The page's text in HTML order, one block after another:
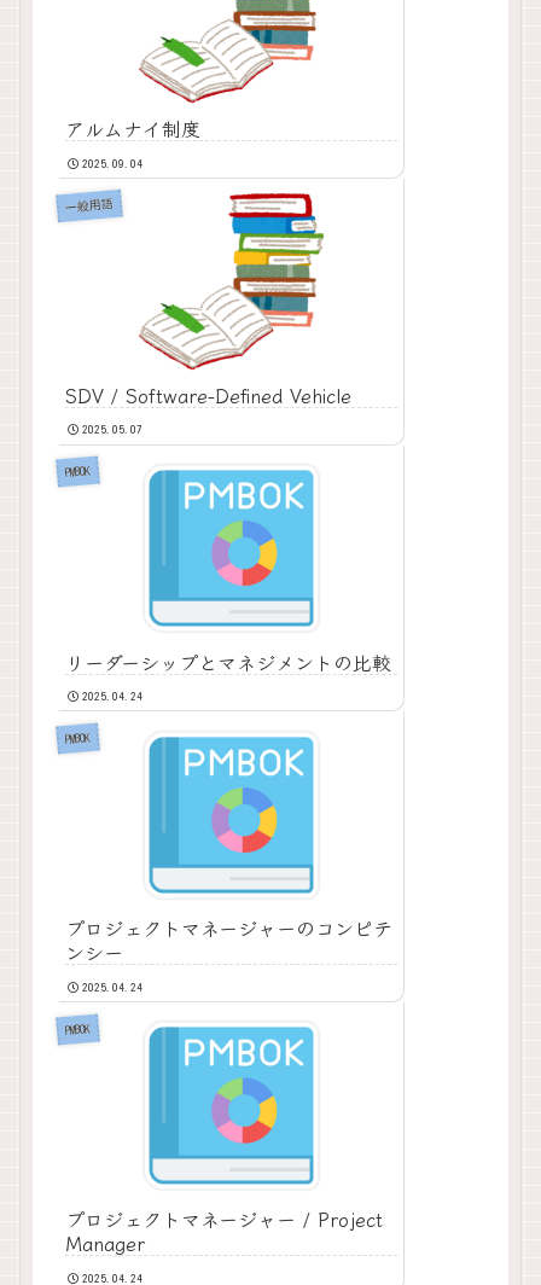
アルムナイ制度
2025.09.04
一般用語
SDV / Software-Defined Vehicle
2025.05.07
PMBOK
リーダーシップとマネジメントの比較
2025.04.24
PMBOK
プロジェクトマネージャーのコンピテ
ンシー
2025.04.24
PMBOK
プロジェクトマネージャー / Project
Manager
2025.04.24